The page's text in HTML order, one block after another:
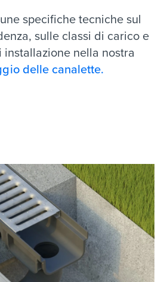
specifiche tecniche sul
sulle classi di carico e
nella nostra
delle canalette.